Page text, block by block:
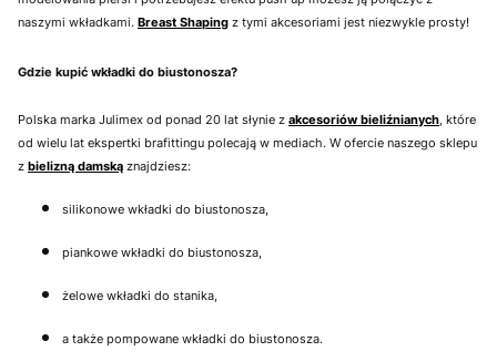
naszymi wkładkami. Breast Shaping z tymi akcesoriami jest niezwykle prosty!
Gdzie kupić wkładki do biustonosza?
Polska marka Julimex od ponad 20 lat słynie z akcesoriów bieliźnianych, które
od wielu lat ekspertki brafittingu polecają w mediach. W ofercie naszego sklepu
z bielizną damską znajdziesz:
silikonowe wkładki do biustonosza,
piankowe wkładki do biustonosza,
żelowe wkładki do stanika,
a także pompowane wkładki do biustonosza.